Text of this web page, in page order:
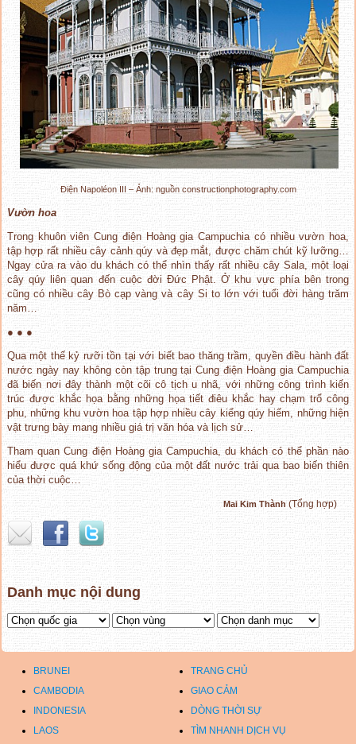
Điện Napoléon III – Ảnh: nguồn constructionphotography.com
Vườn hoa
Trong khuôn viên Cung điện Hoàng gia Campuchia có nhiều vườn hoa,
tập hợp rất nhiều cây cảnh qúy và đẹp mắt, được chăm chút kỹ lưỡng…
Ngay cửa ra vào du khách có thể nhìn thấy rất nhiều cây Sala, một loại
cây qúy liên quan đến cuộc đời Đức Phật. Ở khu vực phía bên trong
cũng có nhiều cây Bò cạp vàng và cây Si to lớn với tuổi đời hàng trăm
năm…
● ● ●
Qua một thế kỷ rưỡi tồn tại với biết bao thăng trầm, quyền điều hành đất
nước ngày nay không còn tập trung tại Cung điện Hoàng gia Campuchia
đã biến nơi đây thành một cõi cô tịch u nhã, với những công trình kiến
trúc được khắc họa bằng những họa tiết điêu khắc hay chạm trổ công
phu, những khu vườn hoa tập hợp nhiều cây kiểng qúy hiếm, những hiện
vật trưng bày mang nhiều giá trị văn hóa và lịch sử…
Tham quan Cung điện Hoàng gia Campuchia, du khách có thể phần nào
hiểu được quá khứ sống động của một đất nước trải qua bao biến thiên
của thời cuộc…
Mai Kim Thành (Tổng hợp)
Danh mục nội dung
BRUNEI
TRANG CHỦ
CAMBODIA
GIAO CẢM
INDONESIA
DÒNG THỜI SỰ
LAOS
TÌM NHANH DỊCH VỤ